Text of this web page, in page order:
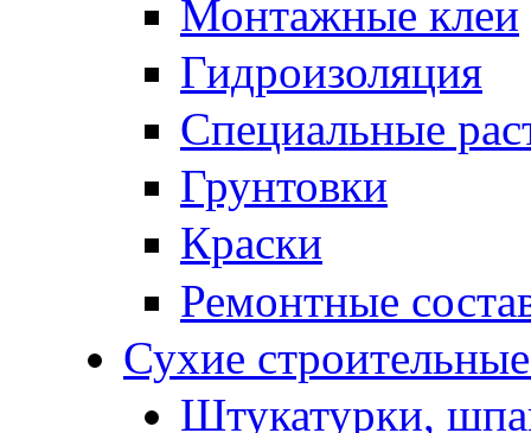
Монтажные клеи
Гидроизоляция
Специальные
Грунтовки
Краски
Ремонтные
Сухие
Штукатурки,